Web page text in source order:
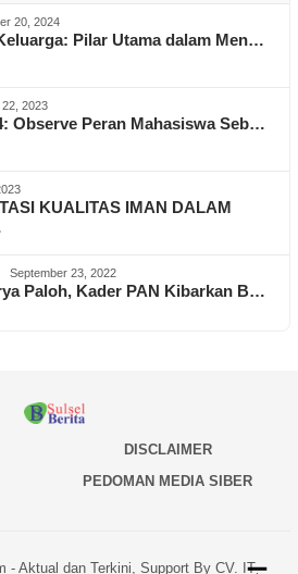
20, 2024
Pilar Utama dalam Men…
2023
Observe Peran Mahasiswa Seb…
KUALITAS IMAN DALAM
September 23, 2022
Paloh, Kader PAN Kibarkan B…
DISCLAIMER
PEDOMAN MEDIA SIBER
- Aktual dan Terkini, Support By CV. IT